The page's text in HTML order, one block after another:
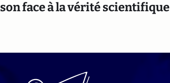
face à la vérité scientifique